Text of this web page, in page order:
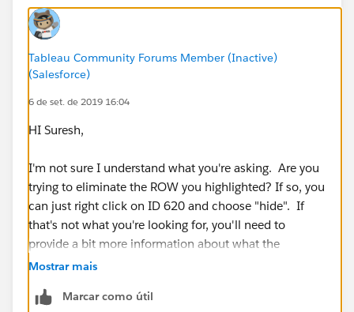
Tableau Community Forums Member (Inactive)
(Salesforce)
6 de set. de 2019 16:04
HI Suresh,
I'm not sure I understand what you're asking. Are you
trying to eliminate the ROW you highlighted? If so, you
can just right click on ID 620 and choose "hide". If
that's not what you're looking for, you'll need to
provide a bit more information about what the
problem is. Thanks!
Mostrar mais
Marcar como útil